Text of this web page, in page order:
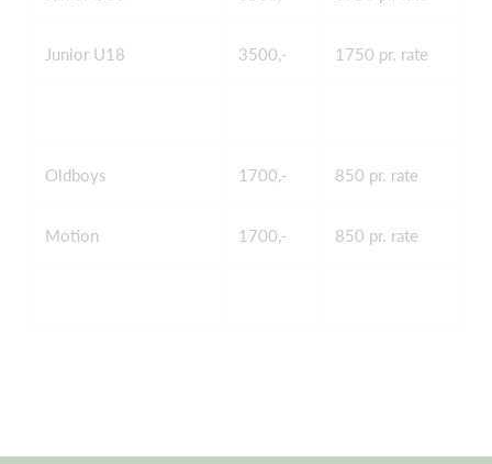
Junior U18 3500,- 1750 pr. rate
Oldboys 1700,- 850 pr. rate
Motion 1700,- 850 pr. rate